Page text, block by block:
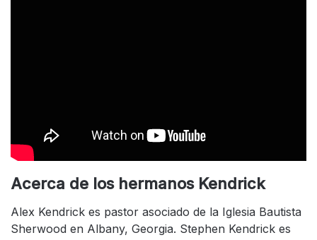
Acerca de los hermanos Kendrick
Alex Kendrick es pastor asociado de la Iglesia Bautista
Sherwood en Albany, Georgia. Stephen Kendrick es